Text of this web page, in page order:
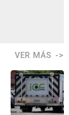
VER MÁS